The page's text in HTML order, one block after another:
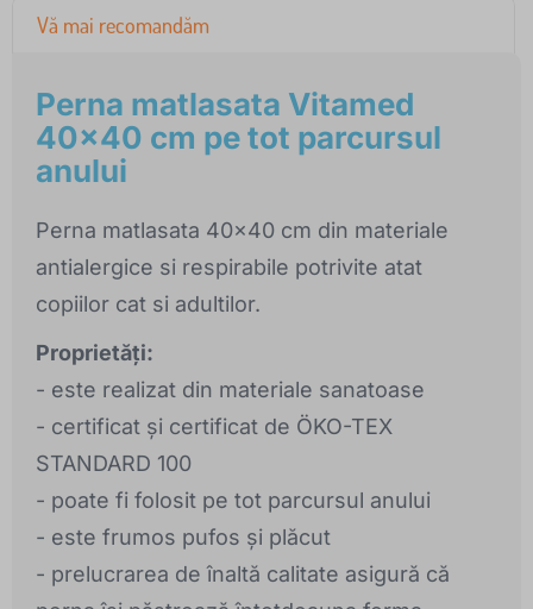
Vă mai recomandăm
Perna matlasata Vitamed
40x40 cm pe tot parcursul
anului
Perna matlasata 40x40 cm din materiale
antialergice si respirabile potrivite atat
copiilor cat si adultilor.
Proprietăți:
- este realizat din materiale sanatoase
- certificat și certificat de ÖKO-TEX
STANDARD 100
- poate fi folosit pe tot parcursul anului
- este frumos pufos și plăcut
- prelucrarea de înaltă calitate asigură că